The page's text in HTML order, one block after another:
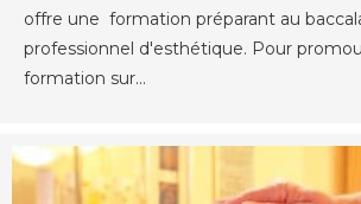
offre une formation préparant au
professionnel d'esthétique. Pour
formation sur...